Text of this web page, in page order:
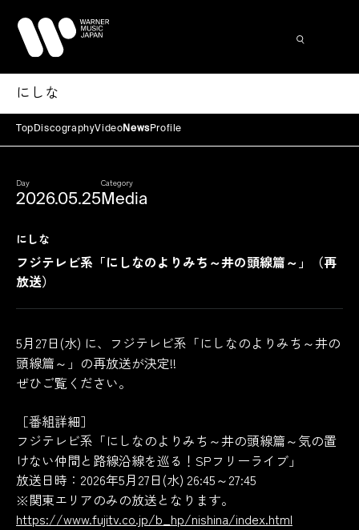
にしな
Top DiscographyVideo NewsProfile
Day
2026.05.25
Category
Media
にしな
フジテレビ系「にしなのよりみち～井の頭線篇～」（再
放送）
5月27日(水) に、フジテレビ系「にしなのよりみち～井の
頭線篇～」の再放送が決定!!
ぜひご覧ください。
［番組詳細］
フジテレビ系「にしなのよりみち～井の頭線篇～気の置
けない仲間と路線沿線を巡る！SPフリーライブ」
放送日時：2026年5月27日(水) 26:45～27:45
※関東エリアのみの放送となります。
https://www.fujitv.co.jp/b_hp/nishina/index.html